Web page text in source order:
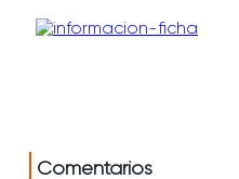
Comentarios